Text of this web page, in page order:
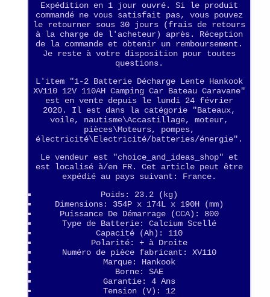
Expédition en 1 jour ouvré. Si le produit
commandé ne vous satisfait pas, vous pouvez
le retourner sous 30 jours (frais de retours
à la charge de l'acheteur) après. Réception
de la commande et obtenir un remboursement.
Je reste à votre disposition pour toutes
questions.
L'item "1-2 Batterie Décharge Lente Hankook
XV110 12V 110AH Camping Car Bateau Caravane"
est en vente depuis le lundi 24 février
2020. Il est dans la catégorie "Bateaux,
voile, nautisme\Accastillage, moteur,
pièces\Moteurs, pompes,
électricité\Electricité/batteries/énergie".
Le vendeur est "choice_and_ideas_shop" et
est localisé à/en FR. Cet article peut être
expédié au pays suivant: France.
Poids: 23.2 (kg)
Dimensions: 354P x 174L x 190H (mm)
Puissance De Démarrage (CCA): 800
Type de Batterie: Calcium Scellé
Capacité (Ah): 110
Polarité: + à Droite
Numéro de pièce fabricant: XV110
Marque: Hankook
Borne: SAE
Garantie: 4 Ans
Tension (V): 12